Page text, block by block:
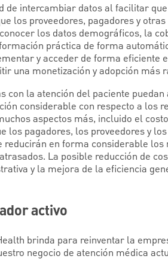
de intercambiar datos al facilitar
los proveedores, pagadores y
los datos demográficos, la
práctica de forma
y acceder de forma eficiente
una monetización y adopción más
la atención del paciente
considerable con respecto a los
aspectos más, incluido el
los pagadores, los proveedores y
reducirán en forma considerable
La posible reducción de
y la mejora de la eficiencia
activo
brinda para reinventar la
negocio de atención médica